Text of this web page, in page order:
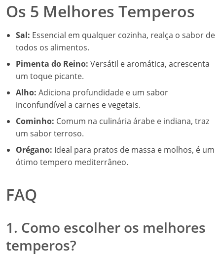
Os 5 Melhores Temperos
Sal: Essencial em qualquer cozinha, realça o sabor de
todos os alimentos.
Pimenta do Reino: Versátil e aromática, acrescenta
um toque picante.
Alho: Adiciona profundidade e um sabor
inconfundível a carnes e vegetais.
Cominho: Comum na culinária árabe e indiana, traz
um sabor terroso.
Orégano: Ideal para pratos de massa e molhos, é um
ótimo tempero mediterrâneo.
FAQ
1. Como escolher os melhores
temperos?